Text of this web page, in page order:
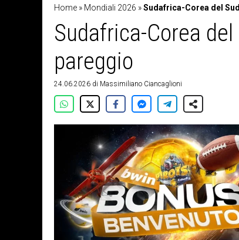
Home » Mondiali 2026 »Sudafrica-Corea del
Sudafrica-Corea
pareggio
24.06.2026 di Massimiliano Ciancaglioni